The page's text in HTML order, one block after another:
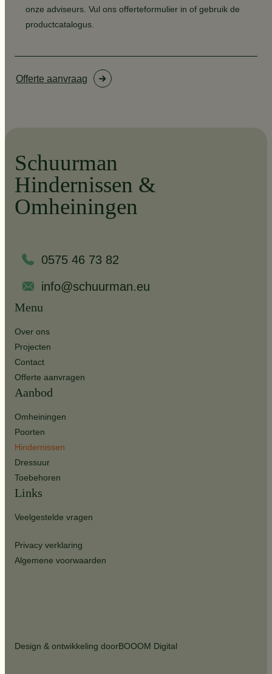
onze adviseurs. Vul ons offerteformulier in of gebruik de
productcatalogus.
Offerte aanvraag
Schuurman
Hindernissen &
Omheiningen
0575 46 73 82
info@schuurman.eu
Menu
Over ons
Projecten
Contact
Offerte aanvragen
Aanbod
Omheiningen
Poorten
Hindernissen
Dressuur
Toebehoren
Links
Veelgestelde vragen
Privacy verklaring
Algemene voorwaarden
Design & ontwikkeling doorBOOOM Digital